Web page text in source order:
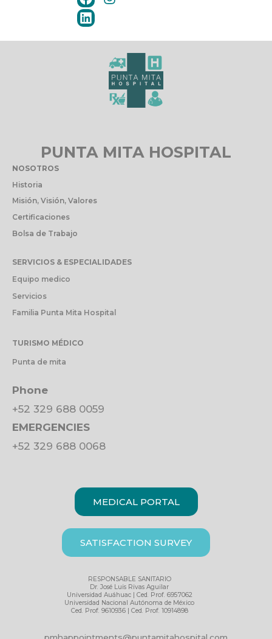
PUNTA MITA HOSPITAL
NOSOTROS
Historia
Misión, Visión, Valores
Certificaciones
Bolsa de Trabajo
SERVICIOS & ESPECIALIDADES
Equipo medico
Servicios
Familia Punta Mita Hospital
TURISMO MÉDICO
Punta de mita
Phone
+52 329 688 0059
EMERGENCIES
+52 329 688 0068
MEDICAL PORTAL
SATISFACTION SURVEY
RESPONSABLE SANITARIO
Dr. José Luis Rivas Aguilar
Universidad Auáhuac | Ced. Prof. 6957062
Universidad Nacional Autónoma de México
Ced. Prof. 9610936 | Ced. Prof. 10914898